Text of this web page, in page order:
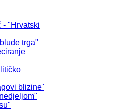
- "Hrvatski
trga"
blizine"